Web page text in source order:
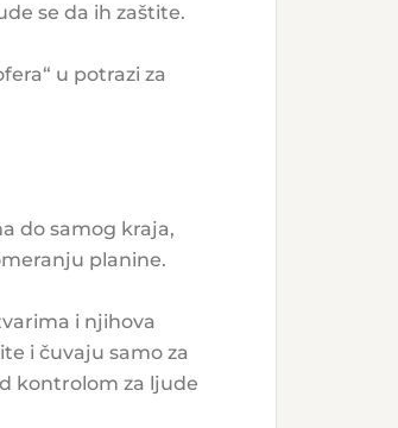
se da ih zaštite.
u potrazi za
do samog kraja,
planine.
i njihova
i čuvaju samo za
kontrolom za ljude